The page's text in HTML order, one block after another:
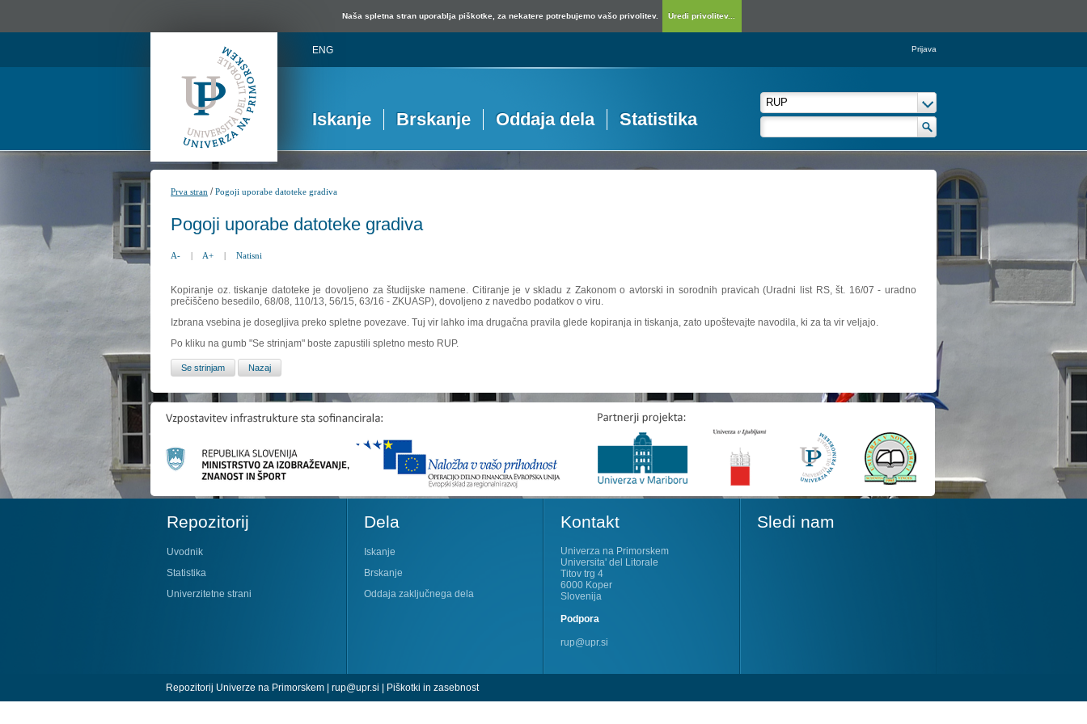
Naša spletna stran uporablja piškotke, za nekatere potrebujemo vašo privolitev. Uredi privolitev...
ENG Prijava
Iskanje Brskanje Oddaja dela Statistika
Prva stran /Pogoji uporabe datoteke gradiva
Pogoji uporabe datoteke gradiva
A- | A+ | Natisni
Kopiranje oz. tiskanje datoteke je dovoljeno za študijske namene. Citiranje je v skladu z Zakonom o avtorski in sorodnih pravicah (Uradni list RS, št. 16/07 - uradno
prečiščeno besedilo, 68/08, 110/13, 56/15, 63/16 - ZKUASP), dovoljeno z navedbo podatkov o viru.
Izbrana vsebina je dosegljiva preko spletne povezave. Tuj vir lahko ima drugačna pravila glede kopiranja in tiskanja, zato upoštevajte navodila, ki za ta vir veljajo.
Po kliku na gumb "Se strinjam" boste zapustili spletno mesto RUP.
Repozitorij
Uvodnik
Statistika
Univerzitetne strani
Dela
Iskanje
Brskanje
Oddaja zaključnega dela
Kontakt
Univerza na Primorskem
Universita' del Litorale
Titov trg 4
6000 Koper
Slovenija
Podpora
rup@upr.si
Sledi nam
Repozitorij Univerze na Primorskem | rup@upr.si | Piškotki in zasebnost